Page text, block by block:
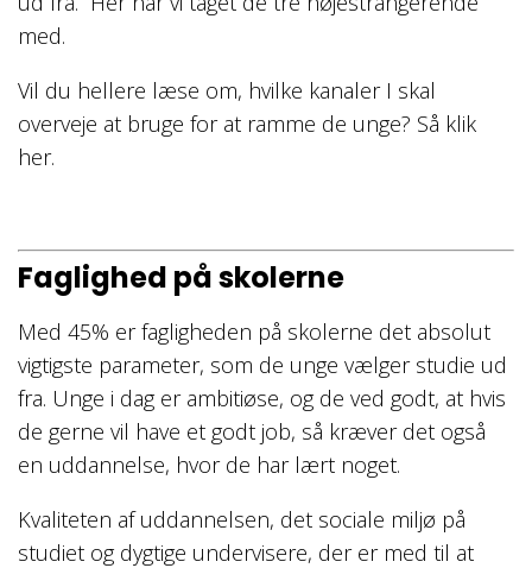
med.
Vil du hellere læse om, hvilke kanaler I skal
overveje at bruge for at ramme de unge? Så klik
her.
Faglighed på skolerne
Med 45% er fagligheden på skolerne det absolut
vigtigste parameter, som de unge vælger studie ud
fra. Unge i dag er ambitiøse, og de ved godt, at hvis
de gerne vil have et godt job, så kræver det også
en uddannelse, hvor de har lært noget.
Kvaliteten af uddannelsen, det sociale miljø på
studiet og dygtige undervisere, der er med til at